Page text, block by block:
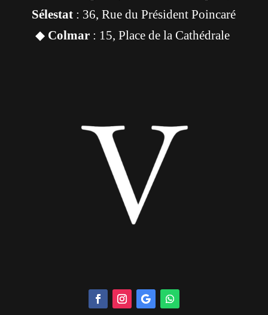
Sélestat : 36, Rue du Président Poincaré
◆ Colmar: 15, Place de la Cathédrale